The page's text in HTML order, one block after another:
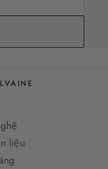
liệu